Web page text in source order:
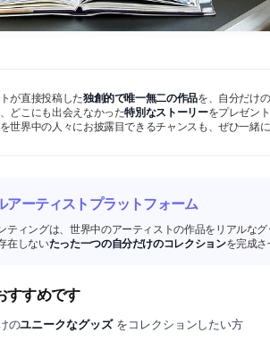
が直接投稿した独創的で唯一無二の作品を、自分だけ
どこにも出会えなかった特別なストーリーをプレゼン
を世界中の人々にお披露目できるチャンスも、ぜひ一緒
アーティストプラットフォーム
ティングは、世界中のアーティストの作品をリアルな
在しないたった一つの自分だけのコレクションを完成
すすめです
のユニークなグッズ をコレクションしたい方